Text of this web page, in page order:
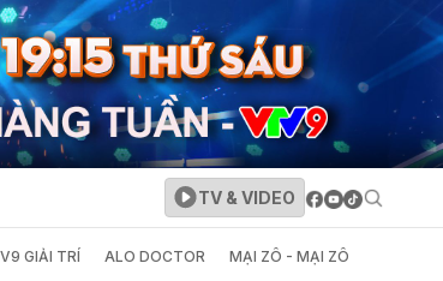
TV & VIDEO
GIẢI TRÍ ALO DOCTOR MẠI ZÔ - MẠI ZÔ